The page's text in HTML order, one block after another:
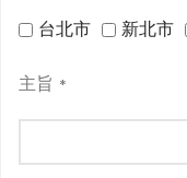
台北市 新北市
主旨 *